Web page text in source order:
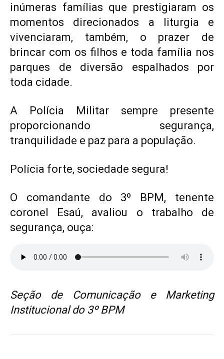
inúmeras famílias que prestigiaram os
momentos direcionados a liturgia e
vivenciaram, também, o prazer de
brincar com os filhos e toda família nos
parques de diversão espalhados por
toda cidade.
A Polícia Militar sempre presente
proporcionando segurança,
tranquilidade e paz para a população.
Polícia forte, sociedade segura!
O comandante do 3º BPM, tenente
coronel Esaú, avaliou o trabalho de
segurança, ouça:
Seção de Comunicação e Marketing
Institucional do 3º BPM